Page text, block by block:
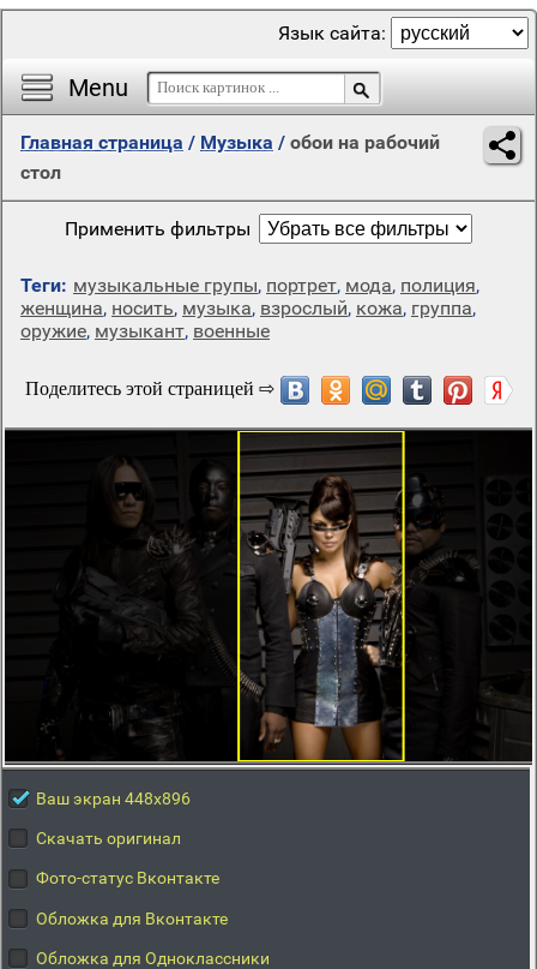
Menu
Язык сайта:
Главная страница / Музыка / обои на рабочий
стол
Применить фильтры
Теги: музыкальные групы, портрет, мода, полиция,
женщина, носить, музыка, взрослый, кожа, группа,
оружие, музыкант, военные
Ваш экран 448x896
Скачать оригинал
Фото-статус Вконтакте
Обложка для Вконтакте
Обложка для Одноклассники